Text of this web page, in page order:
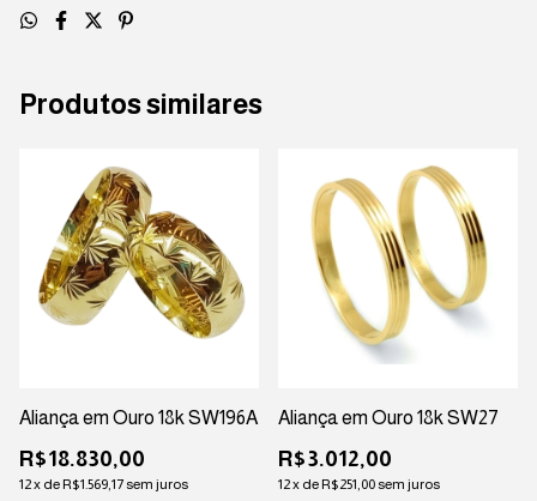
Produtos similares
Aliança em Ouro 18k SW196A
R$18.830,00
12x de R$1.569,17sem juros
Aliança em Ouro 18k SW27
R$3.012,00
12x de R$251,00sem juros